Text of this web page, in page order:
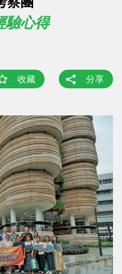
驗心得
收藏 分享